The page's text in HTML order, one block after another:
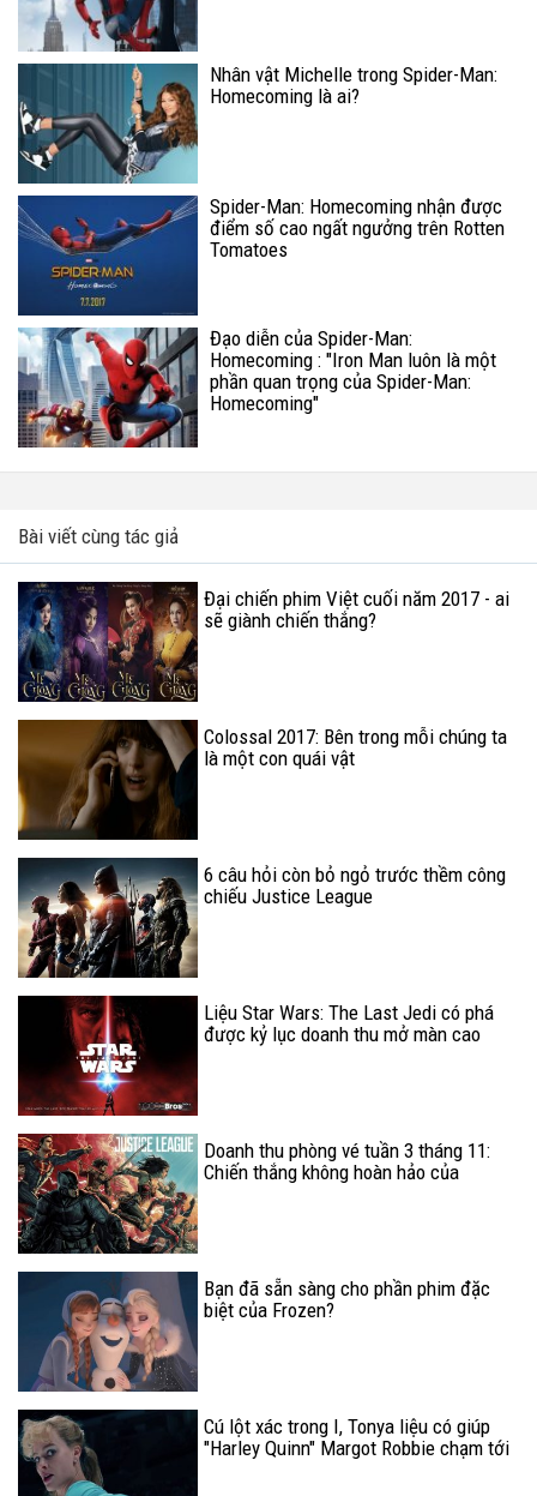
Nhân vật Michelle trong Spider-Man:
Homecoming là ai?
Spider-Man: Homecoming nhận được
điểm số cao ngất ngưởng trên Rotten
Tomatoes
Đạo diễn của Spider-Man:
Homecoming : "Iron Man luôn là một
phần quan trọng của Spider-Man:
Homecoming"
Bài viết cùng tác giả
Đại chiến phim Việt cuối năm 2017 - ai
sẽ giành chiến thắng?
Colossal 2017: Bên trong mỗi chúng ta
là một con quái vật
6 câu hỏi còn bỏ ngỏ trước thềm công
chiếu Justice League
Liệu Star Wars: The Last Jedi có phá
được kỷ lục doanh thu mở màn cao
Doanh thu phòng vé tuần 3 tháng 11:
Chiến thắng không hoàn hảo của
Bạn đã sẵn sàng cho phần phim đặc
biệt của Frozen?
Cú lột xác trong I, Tonya liệu có giúp
"Harley Quinn" Margot Robbie chạm tới